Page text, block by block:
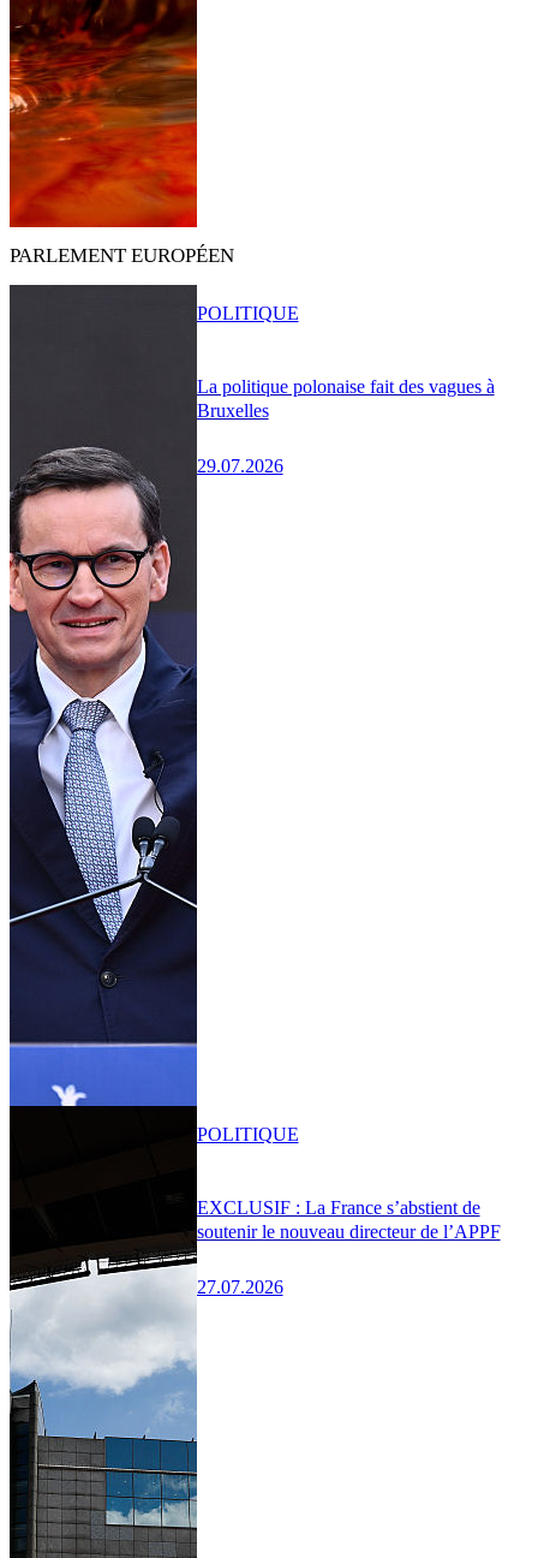
PARLEMENT EUROPÉEN
La politique polonaise fait des vagues à
Bruxelles
29.07.2026
POLITIQUE
EXCLUSIF : La France s’abstient de
soutenir le nouveau directeur de l’APPF
27.07.2026
POLITIQUE